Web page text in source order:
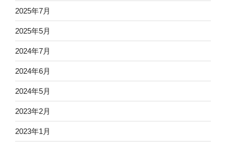
2025年7月
2025年5月
2024年7月
2024年6月
2024年5月
2023年2月
2023年1月